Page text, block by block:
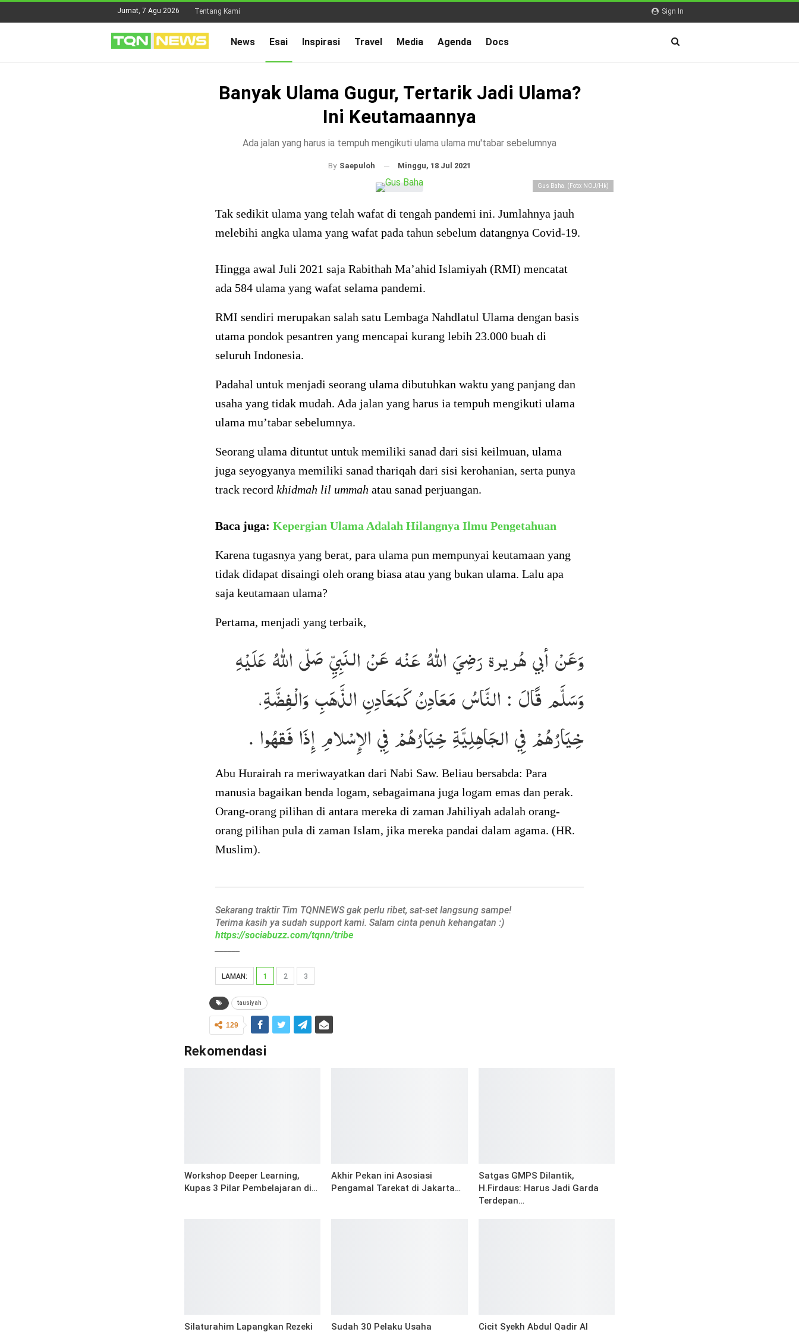
Sign In
Jumat, 7 Agu 2026 Tentang Kami
News Esai Inspirasi Travel Media Agenda Docs
Banyak Ulama Gugur, Tertarik Jadi Ulama?
Ini Keutamaannya
Ada jalan yang harus ia tempuh mengikuti ulama ulama mu'tabar sebelumnya
By Saepuloh Minggu, 18 Jul 2021
Gus Baha. (Foto: NOJ/Hk)
Tak sedikit ulama yang telah wafat di tengah pandemi ini. Jumlahnya jauh
melebihi angka ulama yang wafat pada tahun sebelum datangnya Covid-19.
Hingga awal Juli 2021 saja Rabithah Ma’ahid Islamiyah (RMI) mencatat
ada 584 ulama yang wafat selama pandemi.
RMI sendiri merupakan salah satu Lembaga Nahdlatul Ulama dengan basis
utama pondok pesantren yang mencapai kurang lebih 23.000 buah di
seluruh Indonesia.
Padahal untuk menjadi seorang ulama dibutuhkan waktu yang panjang dan
usaha yang tidak mudah. Ada jalan yang harus ia tempuh mengikuti ulama
ulama mu’tabar sebelumnya.
Seorang ulama dituntut untuk memiliki sanad dari sisi keilmuan, ulama
juga seyogyanya memiliki sanad thariqah dari sisi kerohanian, serta punya
track record khidmah lil ummah atau sanad perjuangan.
Baca juga: Kepergian Ulama Adalah Hilangnya Ilmu Pengetahuan
Karena tugasnya yang berat, para ulama pun mempunyai keutamaan yang
tidak didapat disaingi oleh orang biasa atau yang bukan ulama. Lalu apa
saja keutamaan ulama?
Pertama, menjadi yang terbaik,
وَعَنْ أبي هُريرة رَضِيَ اللهُ عَنْه عَنْ النَبِيِّ صَلّى اللهُ عَلَيْهِ
وَسَلَّم قََالَ : النَّاسُ مَعَادِنُ كَمَعَادِنِ الذَّهَبِ وَالْفِضَّةِ،
خِيَارُهُمْ فِي الجَاهِلِيَّةِ خِيَارُهُمْ فِي الإِسْلامِ إِذَا فَقهُوا .
Abu Hurairah ra meriwayatkan dari Nabi Saw. Beliau bersabda: Para
manusia bagaikan benda logam, sebagaimana juga logam emas dan perak.
Orang-orang pilihan di antara mereka di zaman Jahiliyah adalah orang-
orang pilihan pula di zaman Islam, jika mereka pandai dalam agama. (HR.
Muslim).
Sekarang traktir Tim TQNNEWS gak perlu ribet, sat-set langsung sampe!
Terima kasih ya sudah support kami. Salam cinta penuh kehangatan :)
https://sociabuzz.com/tqnn/tribe
LAMAN: 1 2 3
tausiyah
129
Rekomendasi
Workshop Deeper Learning,
Kupas 3 Pilar Pembelajaran di…
Akhir Pekan ini Asosiasi
Pengamal Tarekat di Jakarta…
Satgas GMPS Dilantik,
H.Firdaus: Harus Jadi Garda
Terdepan…
Silaturahim Lapangkan Rezeki Sudah 30 Pelaku Usaha Cicit Syekh Abdul Qadir Al